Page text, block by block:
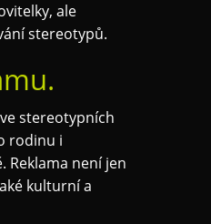
ale
stereotypů.
stereotypních
rodinu i
Reklama není jen
kulturní a